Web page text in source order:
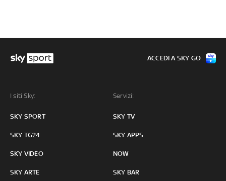
I siti Sky:
SKY SPORT
SKY TG24
SKY VIDEO
SKY ARTE
Servizi:
SKY TV
SKY APPS
NOW
SKY BAR
ACCEDI A SKY GO